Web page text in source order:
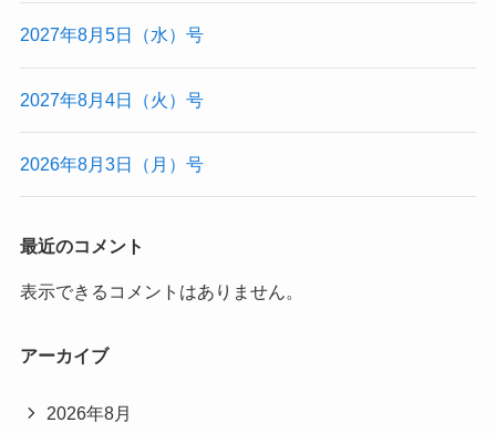
2027年8月5日（水）号
2027年8月4日（火）号
2026年8月3日（月）号
最近のコメント
表示できるコメントはありません。
アーカイブ
2026年8月